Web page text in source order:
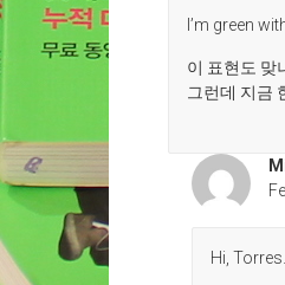
I’m green
이 표현도 맞
그런데 지금
Hi, Torres.